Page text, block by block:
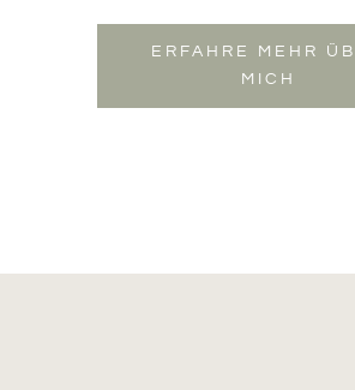
ERFAHRE MEHR
MICH